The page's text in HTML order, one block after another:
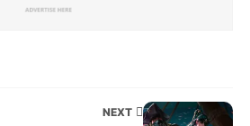
NEXT